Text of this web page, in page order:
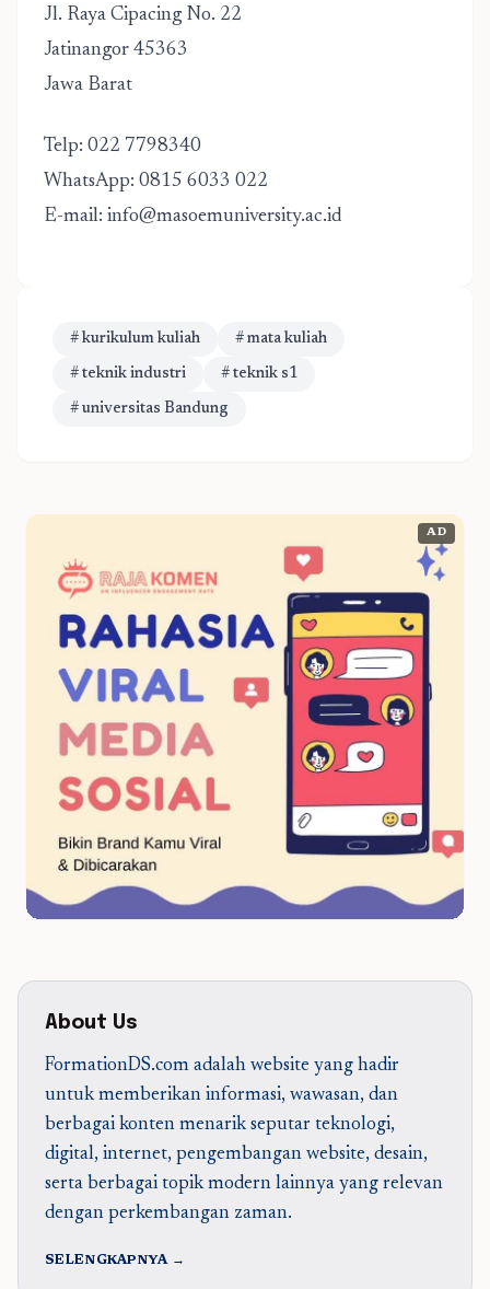
Jl. Raya Cipacing No. 22
Jatinangor 45363
Jawa Barat
Telp: 022 7798340
WhatsApp: 0815 6033 022
E-mail: info@masoemuniversity.ac.id
# kurikulum kuliah # mata kuliah
# teknik industri # teknik s1
# universitas Bandung
AD
About Us
FormationDS.com adalah website yang hadir
untuk memberikan informasi, wawasan, dan
berbagai konten menarik seputar teknologi,
digital, internet, pengembangan website, desain,
serta berbagai topik modern lainnya yang relevan
dengan perkembangan zaman.
SELENGKAPNYA →